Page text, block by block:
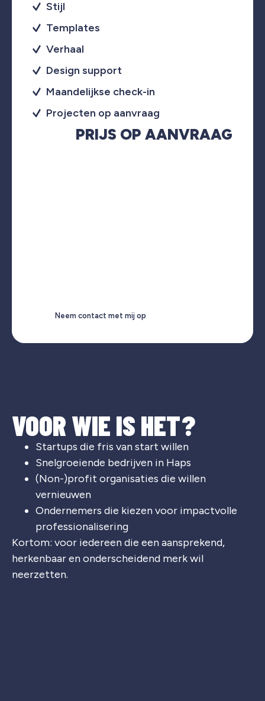
Stijl
Templates
Verhaal
Design support
Maandelijkse check-in
Projecten op aanvraag
PRIJS OP AANVRAAG
Neem contact met mij op
VOOR WIE IS HET?
Startups die fris van start willen
Snelgroeiende bedrijven in Haps
(Non-)profit organisaties die willen
vernieuwen
Ondernemers die kiezen voor impactvolle
professionalisering
Kortom: voor iedereen die een aansprekend,
herkenbaar en onderscheidend merk wil
neerzetten.